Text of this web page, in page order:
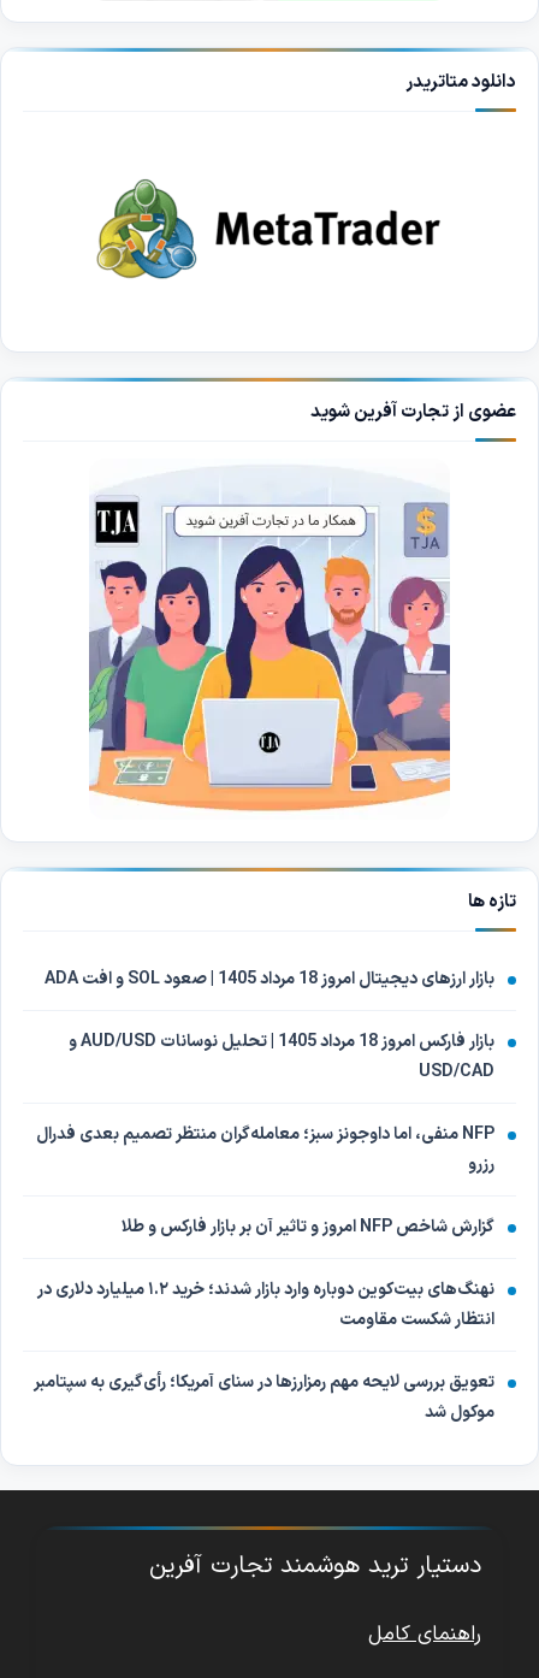
دانلود متاتریدر
عضوی از تجارت آفرین شوید
تازه ها
بازار ارزهای دیجیتال امروز 18 مرداد 1405 | صعود SOL و افت ADA
بازار فارکس امروز 18 مرداد 1405 | تحلیل نوسانات AUD/USD و
USD/CAD
NFP منفی، اما داوجونز سبز؛ معامله‌گران منتظر تصمیم بعدی فدرال
رزرو
گزارش شاخص NFP امروز و تاثیر آن بر بازار فارکس و طلا
نهنگ‌های بیت‌کوین دوباره وارد بازار شدند؛ خرید ۱.۲ میلیارد دلاری در
انتظار شکست مقاومت
تعویق بررسی لایحه مهم رمزارزها در سنای آمریکا؛ رأی‌گیری به سپتامبر
موکول شد
دستیار ترید هوشمند تجارت آفرین
راهنمای کامل